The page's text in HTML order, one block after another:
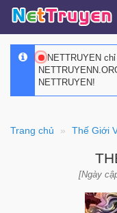
NETTRUYEN
NETTRUYEN!
Trang chủ Thế Giới
[Ngày